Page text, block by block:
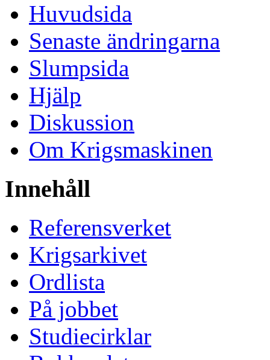
Huvudsida
Senaste ändringarna
Slumpsida
Hjälp
Diskussion
Om Krigsmaskinen
Innehåll
Referensverket
Krigsarkivet
Ordlista
På jobbet
Studiecirklar